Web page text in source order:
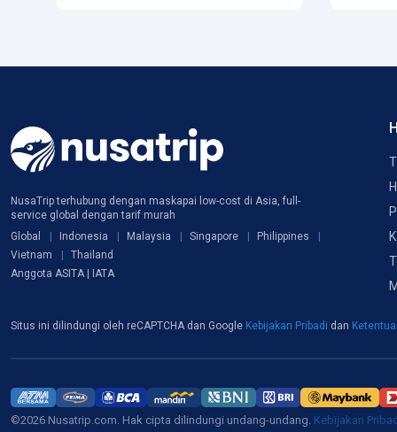
NusaTrip terhubung dengan maskapai low-cost di Asia, full-
service global dengan tarif murah
Global
Indonesia Malaysia Singapore
Philippines
Vietnam
Thailand
Anggota ASITA | IATA
Situs ini dilindungi oleh reCAPTCHA dan Google Kebijakan Pribadi dan
©2026 Nusatrip.com. Hak cipta dilindungi undang-undang. Kebijakan